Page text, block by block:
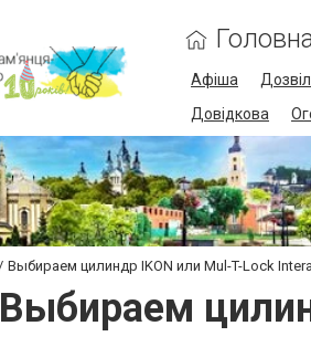
Афіша
Довідкова
Выбираем цилиндр IKON или Mul-T-Lock
Выбираем